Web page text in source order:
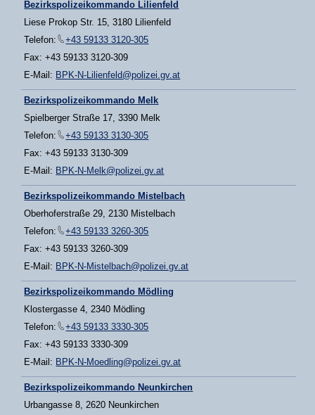
Bezirkspolizeikommando Lilienfeld
Liese Prokop Str. 15, 3180 Lilienfeld
Telefon:
+43 59133 3120-305
Fax: +43 59133 3120-309
E-Mail: BPK-N-Lilienfeld@polizei.gv.at
Bezirkspolizeikommando Melk
Spielberger Straße 17, 3390 Melk
Telefon:
+43 59133 3130-305
Fax: +43 59133 3130-309
E-Mail: BPK-N-Melk@polizei.gv.at
Bezirkspolizeikommando Mistelbach
Oberhoferstraße 29, 2130 Mistelbach
Telefon:
+43 59133 3260-305
Fax: +43 59133 3260-309
E-Mail: BPK-N-Mistelbach@polizei.gv.at
Bezirkspolizeikommando Mödling
Klostergasse 4, 2340 Mödling
Telefon:
+43 59133 3330-305
Fax: +43 59133 3330-309
E-Mail: BPK-N-Moedling@polizei.gv.at
Bezirkspolizeikommando Neunkirchen
Urbangasse 8, 2620 Neunkirchen